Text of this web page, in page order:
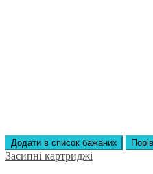
Додати в список бажаних
Засипні картриджі